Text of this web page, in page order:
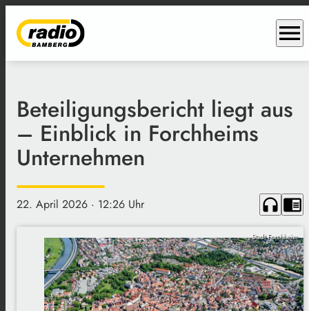
menu
Beteiligungsbericht liegt aus
– Einblick in Forchheims
Unternehmen
22. April 2026 · 12:26 Uhr headphones chrome_reader_mode
Stadt Forchheim